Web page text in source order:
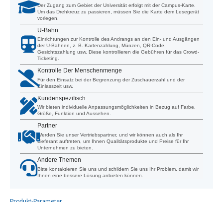
Der Zugang zum Gebiet der Universität erfolgt mit der Campus-Karte.
Um das Drehkreuz zu passieren, müssen Sie die Karte dem Lesegerät
vorlegen.
U-Bahn
Einrichtungen zur Kontrolle des Andrangs an den Ein- und Ausgängen
der U-Bahnen, z. B. Kartenzahlung, Münzen, QR-Code,
Gesichtszahlung usw. Diese kontrollieren die Gebühren für das Crowd-
Ticketing.
Kontrolle Der Menschenmenge
Für den Einsatz bei der Begrenzung der Zuschauerzahl und der
Einlasszeit usw.
Kundenspezifisch
Wir bieten individuelle Anpassungsmöglichkeiten in Bezug auf Farbe,
Größe, Funktion und Aussehen.
Partner
Werden Sie unser Vertriebspartner, und wir können auch als Ihr
Lieferant auftreten, um Ihnen Qualitätsprodukte und Preise für Ihr
Unternehmen zu bieten.
Andere Themen
Bitte kontaktieren Sie uns und schildern Sie uns Ihr Problem, damit wir
Ihnen eine bessere Lösung anbieten können.